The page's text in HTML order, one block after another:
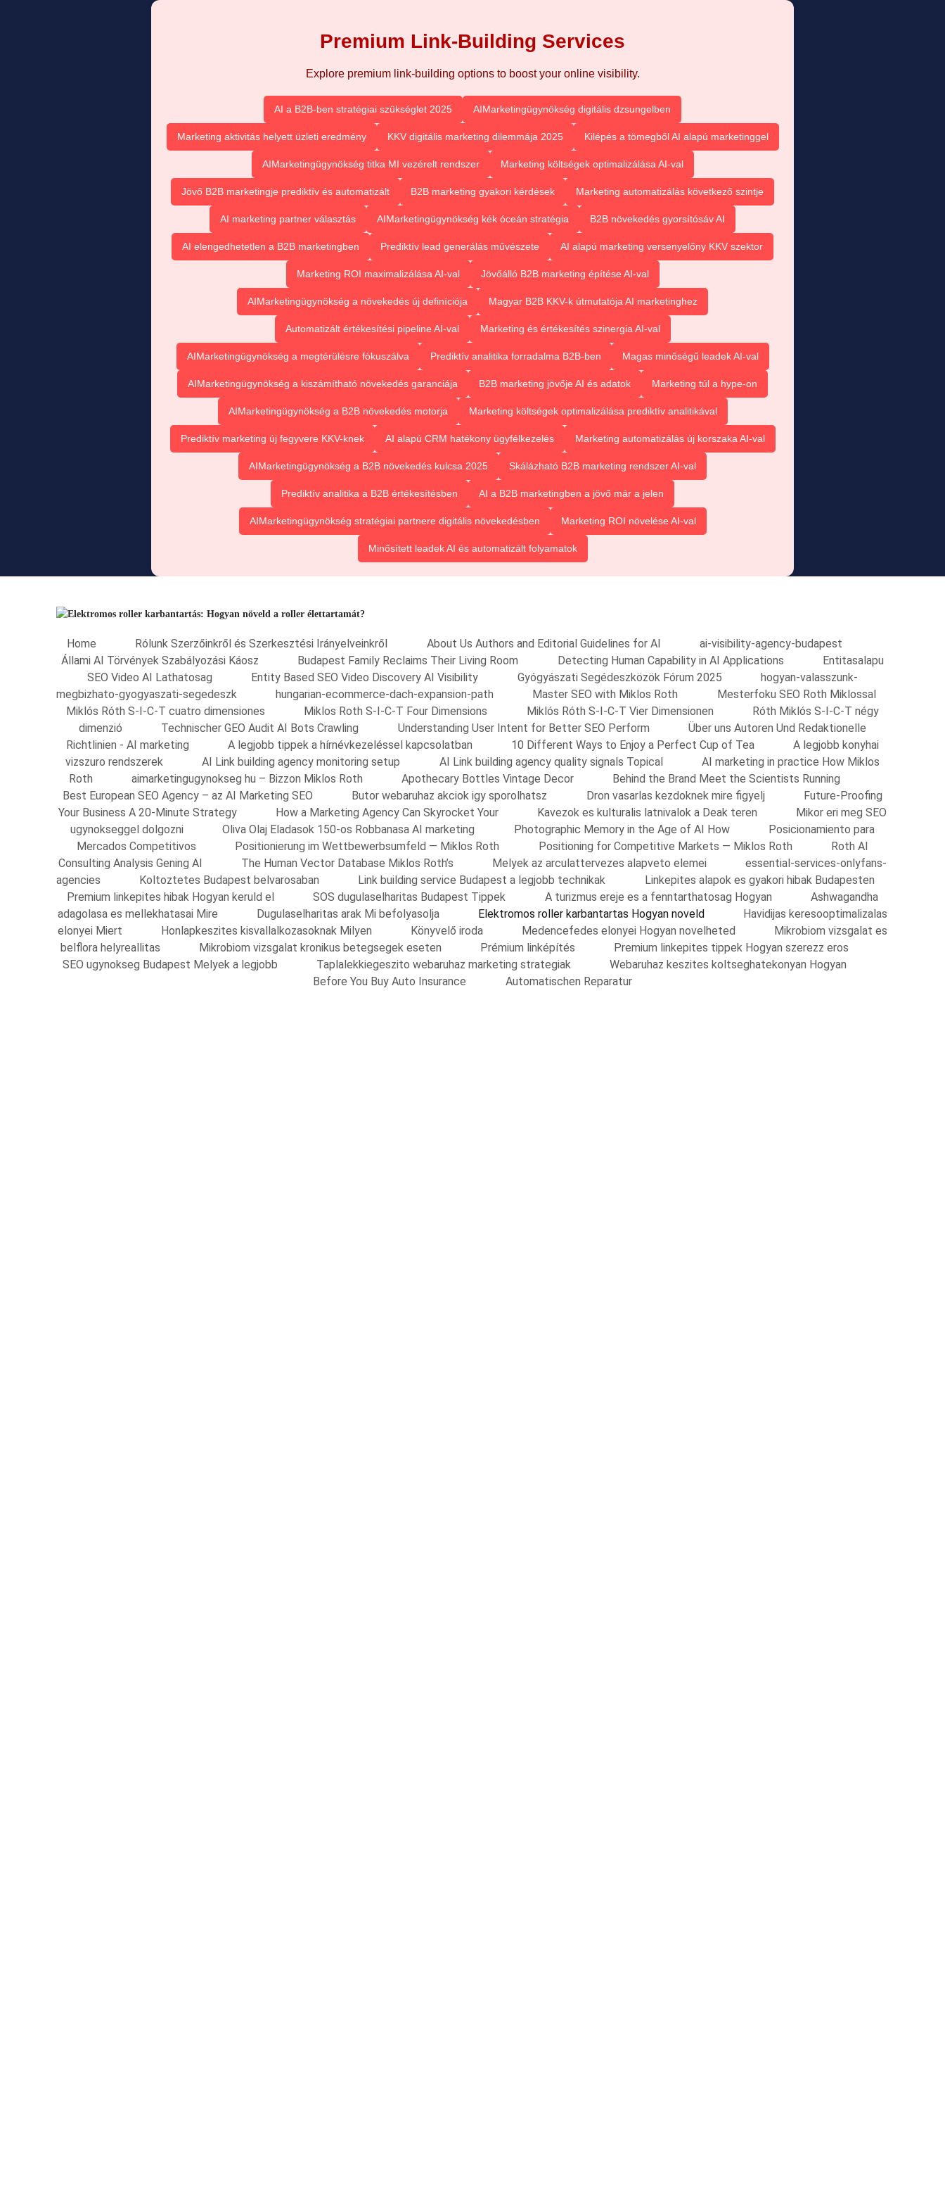
Premium Link-Building Services
Explore premium link-building options to boost your online visibility.
AI a B2B-ben stratégiai szükséglet 2025 AIMarketingügynökség digitális dzsungelben
Marketing aktivitás helyett üzleti eredmény KKV digitális marketing dilemmája 2025 Kilépés a tömegből AI alapú marketinggel
AIMarketingügynökség titka MI vezérelt rendszer Marketing költségek optimalizálása AI-val
Jövő B2B marketingje prediktív és automatizált B2B marketing gyakori kérdések Marketing automatizálás következő szintje
AI marketing partner választás AIMarketingügynökség kék óceán stratégia B2B növekedés gyorsítósáv AI
AI elengedhetetlen a B2B marketingben Prediktív lead generálás művészete AI alapú marketing versenyelőny KKV szektor
Marketing ROI maximalizálása AI-val Jövőálló B2B marketing építése AI-val
AIMarketingügynökség a növekedés új definíciója Magyar B2B KKV-k útmutatója AI marketinghez
Automatizált értékesítési pipeline AI-val Marketing és értékesítés szinergia AI-val
AIMarketingügynökség a megtérülésre fókuszálva Prediktív analitika forradalma B2B-ben Magas minőségű leadek AI-val
AIMarketingügynökség a kiszámítható növekedés garanciája B2B marketing jövője AI és adatok Marketing túl a hype-on
AIMarketingügynökség a B2B növekedés motorja Marketing költségek optimalizálása prediktív analitikával
Prediktív marketing új fegyvere KKV-knek AI alapú CRM hatékony ügyfélkezelés Marketing automatizálás új korszaka AI-val
AIMarketingügynökség a B2B növekedés kulcsa 2025 Skálázható B2B marketing rendszer AI-val
Prediktív analitika a B2B értékesítésben AI a B2B marketingben a jövő már a jelen
AIMarketingügynökség stratégiai partnere digitális növekedésben Marketing ROI növelése AI-val
Minősített leadek AI és automatizált folyamatok
Home Rólunk Szerzőinkről és Szerkesztési Irányelveinkről About Us Authors and Editorial Guidelines for AI
ai-visibility-agency-budapest
Állami AI Törvények Szabályozási Káosz
Budapest Family Reclaims Their Living Room Detecting Human Capability in AI Applications
Entitasalapu
SEO Video AI Lathatosag
Entity Based SEO Video Discovery AI Visibility Gyógyászati Segédeszközök Fórum 2025
hogyan-valasszunk-
megbizhato-gyogyaszati-segedeszk
hungarian-ecommerce-dach-expansion-path Master SEO with Miklos Roth
Mesterfoku SEO Roth Miklossal
Miklós Róth S-I-C-T cuatro dimensiones
Miklos Roth S-I-C-T Four Dimensions Miklós Róth S-I-C-T Vier Dimensionen
Róth Miklós S-I-C-T négy
dimenzió
Technischer GEO Audit AI Bots Crawling Understanding User Intent for Better SEO Perform
Über uns Autoren Und Redaktionelle
Richtlinien - AI marketing
A legjobb tippek a hírnévkezeléssel kapcsolatban 10 Different Ways to Enjoy a Perfect Cup of Tea
A legjobb konyhai
vizszuro rendszerek
AI Link building agency monitoring setup AI Link building agency quality signals Topical
AI marketing in practice How Miklos
Roth
aimarketingugynokseg hu – Bizzon Miklos Roth Apothecary Bottles Vintage Decor
Behind the Brand Meet the Scientists Running
Best European SEO Agency – az AI Marketing SEO
Butor webaruhaz akciok igy sporolhatsz Dron vasarlas kezdoknek mire figyelj
Future-Proofing
Your Business A 20-Minute Strategy
How a Marketing Agency Can Skyrocket Your Kavezok es kulturalis latnivalok a Deak teren
Mikor eri meg SEO
ugynokseggel dolgozni
Oliva Olaj Eladasok 150-os Robbanasa AI marketing Photographic Memory in the Age of AI How
Posicionamiento para
Mercados Competitivos
Positionierung im Wettbewerbsumfeld — Miklos Roth Positioning for Competitive Markets — Miklos Roth
Roth AI
Consulting Analysis Gening AI
The Human Vector Database Miklos Roth’s Melyek az arculattervezes alapveto elemei
essential-services-onlyfans-
agencies
Koltoztetes Budapest belvarosaban Link building service Budapest a legjobb technikak
Linkepites alapok es gyakori hibak Budapesten
Premium linkepites hibak Hogyan keruld el
SOS dugulaselharitas Budapest Tippek A turizmus ereje es a fenntarthatosag Hogyan
Ashwagandha
adagolasa es mellekhatasai Mire
Dugulaselharitas arak Mi befolyasolja Elektromos roller karbantartas Hogyan noveld
Havidijas keresooptimalizalas
elonyei Miert
Honlapkeszites kisvallalkozasoknak Milyen Könyvelő iroda Medencefedes elonyei Hogyan novelheted
Mikrobiom vizsgalat es
belflora helyreallitas
Mikrobiom vizsgalat kronikus betegsegek eseten Prémium linképítés
Premium linkepites tippek Hogyan szerezz eros
SEO ugynokseg Budapest Melyek a legjobb
Taplalekkiegeszito webaruhaz marketing strategiak
Webaruhaz keszites koltseghatekonyan Hogyan
Before You Buy Auto Insurance
Automatischen Reparatur